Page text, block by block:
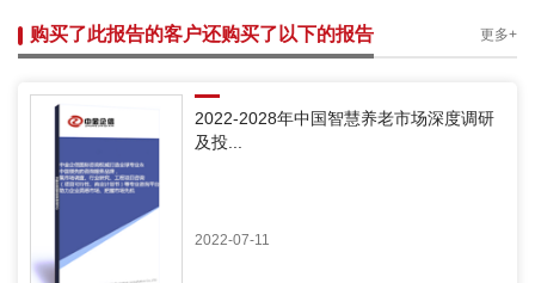
购买了此报告的客户还购买了以下的报告 更多+
2022-2028年中国智慧养老市场深度调研
及投...
2022-07-11